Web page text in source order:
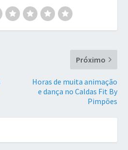
Próximo
Horas de muita animação
e dança no Caldas Fit By
Pimpões